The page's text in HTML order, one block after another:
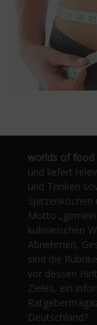
worlds of food
und liefert
und Trinken
Motto
kulinarischen
Abnehmen,
sind die
vor dessen
Zieles, ein
Deutschland?